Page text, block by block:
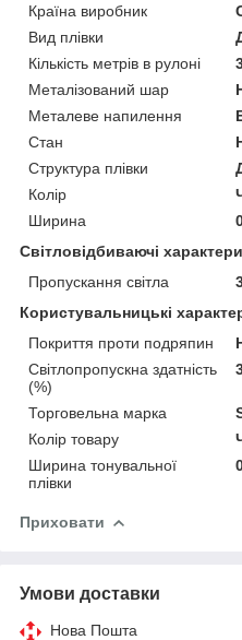
Країна виробник
Вид плівки
Кількість метрів в рулоні
Металізований шар
Металеве напилення
Стан
Структура плівки
Колір
Ширина
Світловідбиваючі
Пропускання світла
Користувальницькі
Покриття проти подряпин
Світлопропускна здатність
(%)
Торговельна марка
Колір товару
Ширина тонувальної
плівки
Приховати
Умови доставки
Нова Пошта